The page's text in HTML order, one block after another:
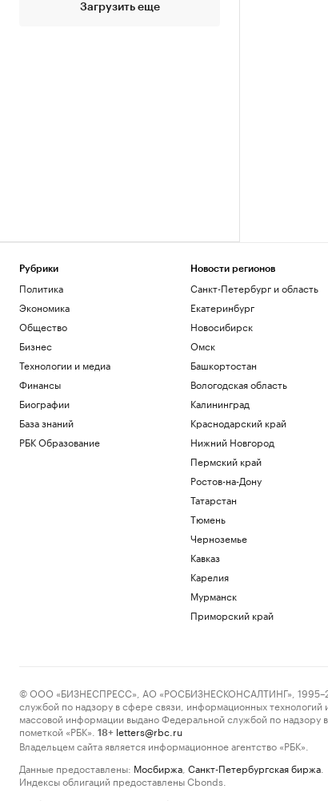
Загрузить еще
Рубрики
Политика
Экономика
Общество
Бизнес
Технологии и медиа
Финансы
Биографии
База знаний
РБК Образование
Новости регионов
Санкт-Петербург и область
Екатеринбург
Новосибирск
Омск
Башкортостан
Вологодская область
Калининград
Краснодарский край
Нижний Новгород
Пермский край
Ростов-на-Дону
Татарстан
Тюмень
Черноземье
Кавказ
Карелия
Мурманск
Приморский край
© ООО «БИЗНЕСПРЕСС», АО «РОСБИЗНЕСКОНСАЛТИНГ»,
службой по надзору в сфере связи, информационных
массовой информации выдано Федеральной службой по
пометкой «РБК».
18+ letters@rbc.ru
Владельцем сайта является информационное агентство «РБК».
Данные предоставлены: Мосбиржа Санкт-Петербургская биржа
Индексы облигаций предоставлены Cbonds.